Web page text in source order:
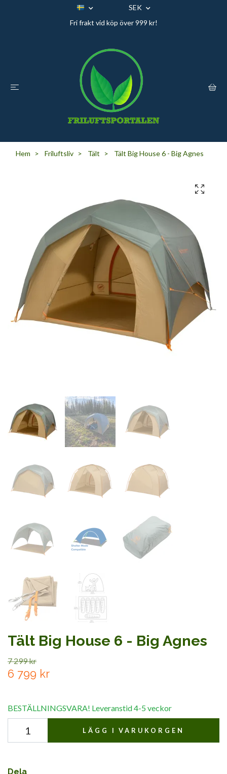
SEK
Fri frakt vid köp över 999 kr!
Hem Friluftsliv Tält Tält Big House 6 - Big Agnes
Tält Big House 6 - Big Agnes
7 299 kr
6 799 kr
BESTÄLLNINGSVARA! Leveranstid 4-5 veckor
LÄGG I VARUKORGEN
Dela